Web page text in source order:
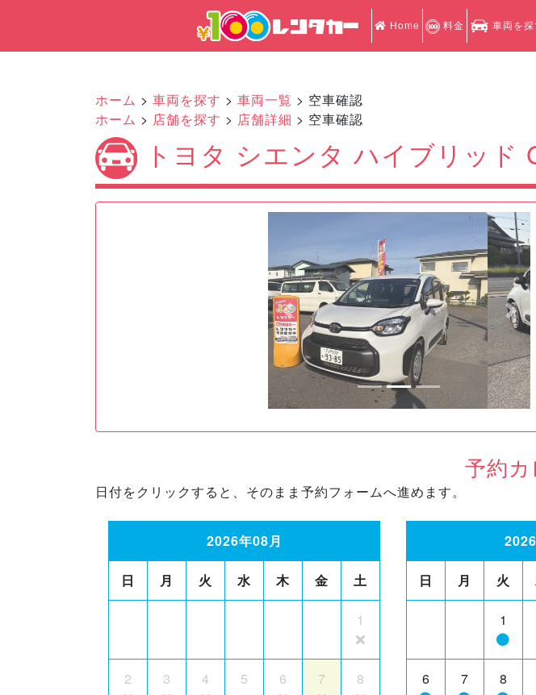
Home 料金 車両を探
ホーム > 車両を探す > 車両一覧 > 空車確認
ホーム > 店舗を探す > 店舗詳細 > 空車確認
トヨタ シエンタ ハイブリッド
Previous Next
予約
日付をクリックすると、そのまま予約フォームへ進めます。
2026年08月
日 月 火 水 木 金 土
1
2 3 4 5 6 7 8
日 月 火
1
6 7 8